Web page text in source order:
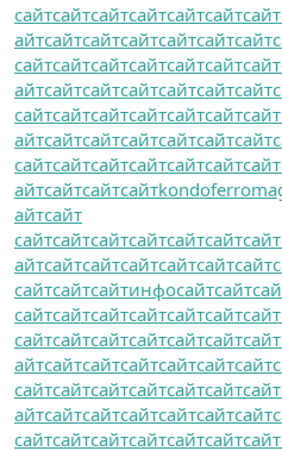
сайтсайтсайтсайтсайтсайтсайт
айтсайтсайтсайтсайтсайтсайт
сайтсайтсайтсайтсайтсайтсайт
айтсайтсайтсайтсайтсайтсайт
сайтсайтсайтсайтсайтсайтсайт
айтсайтсайтсайтсайтсайтсайт
сайтсайтсайтсайтсайтсайтсайт
айтсайтсайтсайт
айтсайт
сайтсайтсайтсайтсайтсайтсайт
айтсайтсайтсайтсайтсайтсайт
сайтсайтсайтинфосайтсайт
сайтсайтсайтсайтсайтсайтсайт
сайтсайтсайтсайтсайтсайтсайт
айтсайтсайтсайтсайтсайтсайт
сайтсайтсайтсайтсайтсайтсайт
айтсайтсайтсайтсайтсайтсайт
сайтсайтсайтсайтсайтсайтсайт